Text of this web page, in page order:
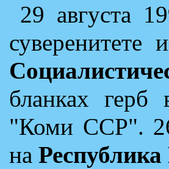
29 августа
бланках
"Коми ССР". 26
на